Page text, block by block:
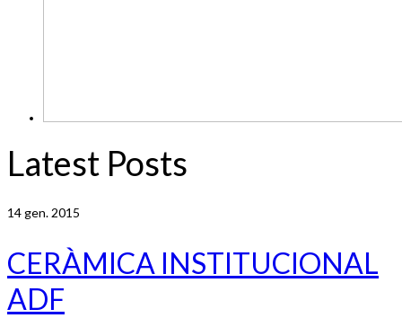
Latest Posts
14gen. 2015
CERÀMICA INSTITUCIONAL
ADF